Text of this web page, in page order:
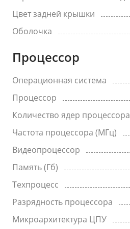
Цвет задней крышки
Оболочка
Процессор
Операционная система
Процессор
Количество ядер процессора
Частота процессора (МГц)
Видеопроцессор
Память (Гб)
Техпроцесс
Разрядность процессора
Микроархитектура ЦПУ